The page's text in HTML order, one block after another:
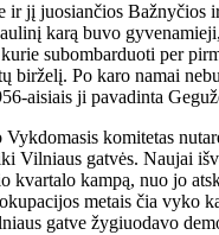
ir jį juo­sian­čios
ka­rą bu­vo
su­bom­bar­duo­ti per
bir­že­lį. Po ka­ro na­mai
ai­siais ji pa­va­din­ta
Vyk­do­ma­sis ko­mi­te­tas
Vil­niaus gat­vės. Nau­jai
kvar­ta­lo kam­pą, nuo jo
me­tais čia vy­ko
gat­ve žy­giuo­da­vo